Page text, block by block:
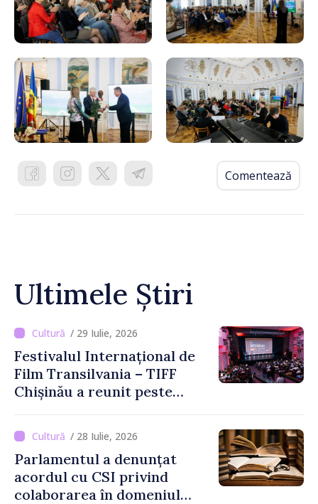
Comentează
Ultimele Știri
/ 29 Iulie, 2026
Festivalul Internațional de
Film Transilvania – TIFF
Chișinău a reunit peste
de-a șasea ediție
/ 28 Iulie, 2026
Parlamentul a denunțat
acordul cu CSI privind
colaborarea în domeniul